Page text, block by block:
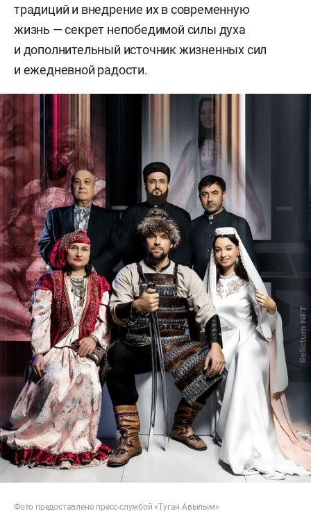
традиций и внедрение их в современную
жизнь — секрет непобедимой силы духа
и дополнительный источник жизненных сил
и ежедневной радости.
Фото предоставлено пресс-службой «Туган Авылым»